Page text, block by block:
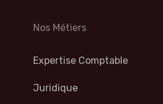
Nos Métiers
Expertise Comptable
Juridique